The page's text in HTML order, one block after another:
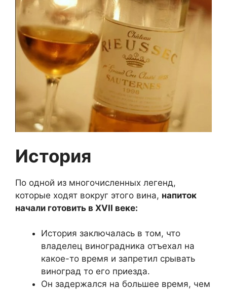
История
По одной из многочисленных легенд,
которые ходят вокруг этого вина, напиток
начали готовить в XVII веке:
История заключалась в том, что
владелец виноградника отъехал на
какое-то время и запретил срывать
виноград то его приезда.
Он задержался на большее время, чем